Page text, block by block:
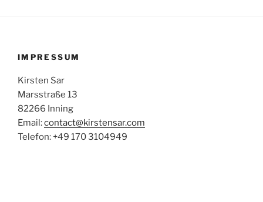
IMPRESSUM
Kirsten Sar
Marsstraße 13
82266 Inning
Email:contact@kirstensar.com
Telefon: +49 170 3104949